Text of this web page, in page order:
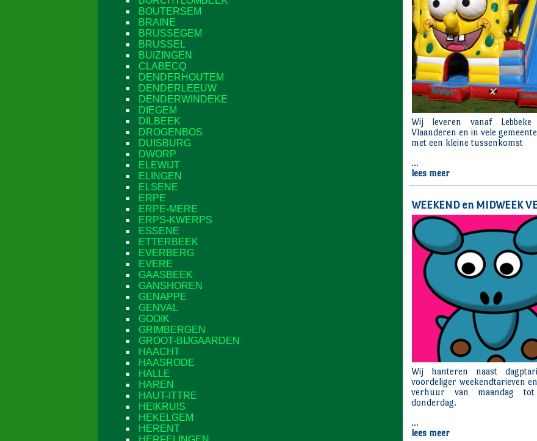
BOUTERSEM
BRAINE
BRUSSEGEM
BRUSSEL
BUIZINGEN
CLABECQ
DENDERHOUTEM
DENDERLEEUW
DENDERWINDEKE
DIEGEM
DILBEEK
DROGENBOS
DUISBURG
DWORP
ELEWIJT
ELINGEN
ELSENE
ERPE
ERPE-MERE
ERPS-KWERPS
ESSENE
ETTERBEEK
EVERBERG
EVERE
GAASBEEK
GANSHOREN
GENAPPE
GENVAL
GOOIK
GRIMBERGEN
GROOT-BIJGAARDEN
HAACHT
HAASRODE
HALLE
HAREN
HAUT-ITTRE
HEIKRUIS
HEKELGEM
HERENT